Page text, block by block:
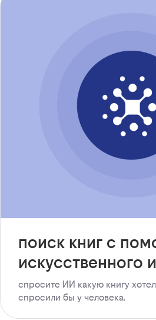
поиск книг с
искусственного
спросите ИИ какую книгу
спросили бы у человека.